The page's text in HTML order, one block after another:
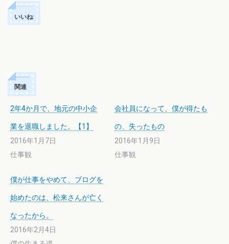
いいね:
関連
2年4か月で、地元の中小企
業を退職しました。【1】
2016年1月7日
仕事観
会社員になって、僕が得たも
の、失ったもの
2016年1月9日
仕事観
僕が仕事をやめて、ブログを
始めたのは、松来さんが亡く
なったから。
2016年2月4日